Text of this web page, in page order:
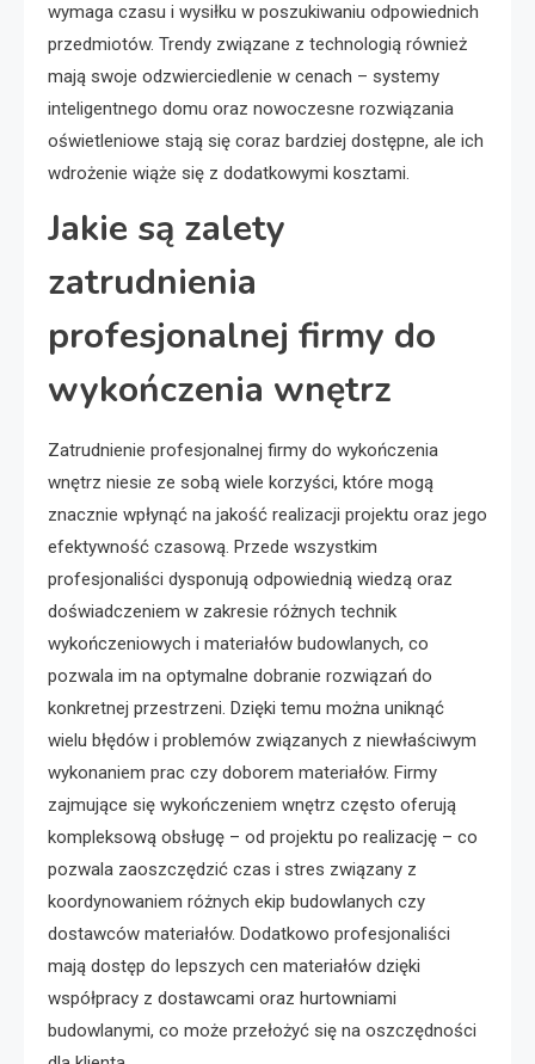
wymaga czasu i wysiłku w poszukiwaniu odpowiednich
przedmiotów. Trendy związane z technologią również
mają swoje odzwierciedlenie w cenach – systemy
inteligentnego domu oraz nowoczesne rozwiązania
oświetleniowe stają się coraz bardziej dostępne, ale ich
wdrożenie wiąże się z dodatkowymi kosztami.
Jakie są zalety
zatrudnienia
profesjonalnej firmy do
wykończenia wnętrz
Zatrudnienie profesjonalnej firmy do wykończenia
wnętrz niesie ze sobą wiele korzyści, które mogą
znacznie wpłynąć na jakość realizacji projektu oraz jego
efektywność czasową. Przede wszystkim
profesjonaliści dysponują odpowiednią wiedzą oraz
doświadczeniem w zakresie różnych technik
wykończeniowych i materiałów budowlanych, co
pozwala im na optymalne dobranie rozwiązań do
konkretnej przestrzeni. Dzięki temu można uniknąć
wielu błędów i problemów związanych z niewłaściwym
wykonaniem prac czy doborem materiałów. Firmy
zajmujące się wykończeniem wnętrz często oferują
kompleksową obsługę – od projektu po realizację – co
pozwala zaoszczędzić czas i stres związany z
koordynowaniem różnych ekip budowlanych czy
dostawców materiałów. Dodatkowo profesjonaliści
mają dostęp do lepszych cen materiałów dzięki
współpracy z dostawcami oraz hurtowniami
budowlanymi, co może przełożyć się na oszczędności